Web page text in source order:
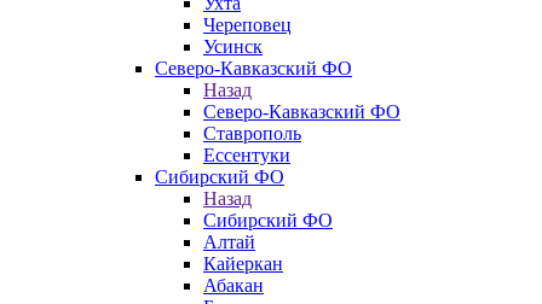
Череповец
Усинск
Северо-Кавказский ФО
Назад
Северо-Кавказский ФО
Ставрополь
Ессентуки
Сибирский ФО
Назад
Сибирский ФО
Алтай
Кайеркан
Абакан